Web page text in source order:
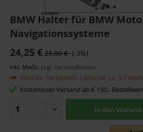
BMW Halter für BMW
Navigationssysteme
24,25 € 25,00 € (-3%)
inkl. MwSt. zzgl. Versandkosten
Wird für Sie bestellt. Lieferzeit ca. 3-7
Kostenloser Versand ab € 150,-
In den